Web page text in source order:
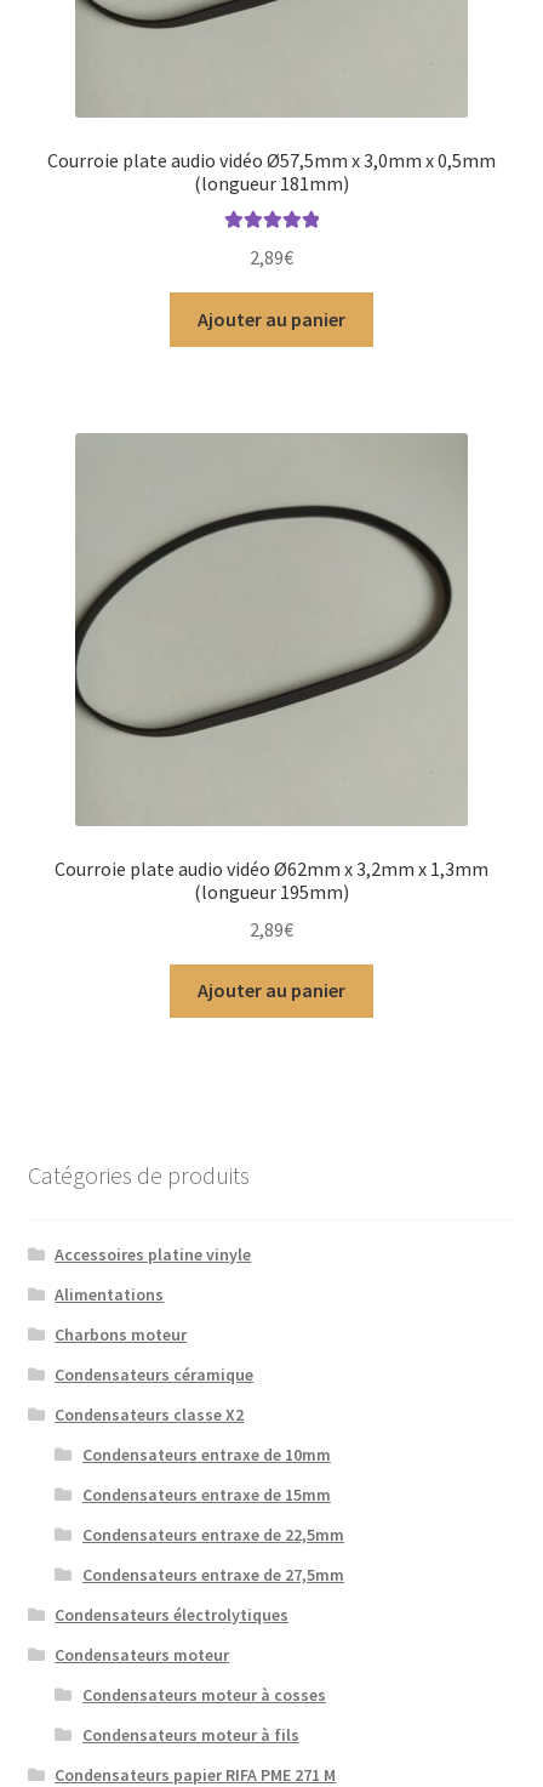
Courroie plate audio vidéo Ø57,5mm x 3,0mm x 0,5mm
(longueur 181mm)
2,89€
Ajouter au panier
Courroie plate audio vidéo Ø62mm x 3,2mm x 1,3mm
(longueur 195mm)
2,89€
Ajouter au panier
Catégories de produits
Accessoires platine vinyle
Alimentations
Charbons moteur
Condensateurs céramique
Condensateurs classe X2
Condensateurs entraxe de 10mm
Condensateurs entraxe de 15mm
Condensateurs entraxe de 22,5mm
Condensateurs entraxe de 27,5mm
Condensateurs électrolytiques
Condensateurs moteur
Condensateurs moteur à cosses
Condensateurs moteur à fils
Condensateurs papier RIFA PME 271 M